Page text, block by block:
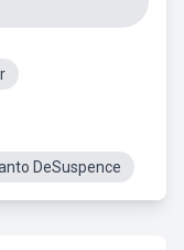
DeSuspence